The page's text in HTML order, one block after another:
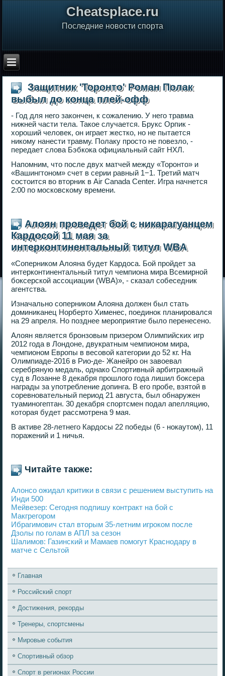
Сheatsplace.ru
Последние новости спорта
Защитник 'Торонто' Роман Полак
выбыл до конца плей-офф
- Год для него закончен, к сожалению. У него травма
нижней части тела. Такое случается. Брукс Орпик -
хороший человек, он играет жестко, но не пытается
никому нанести травму. Полаку просто не повезло, -
передает слова Бэбкока официальный сайт НХЛ.
Напомним, что после двух матчей между «Торонто» и
«Вашингтоном» счет в серии равный 1−1. Третий матч
состоится во вторник в Air Canada Center. Игра начнется
2:00 по московскому времени.
Алоян проведет бой с никарагуанцем
Кардосой 11 мая за
интерконтинентальный титул WBA
«Соперником Алояна будет Кардоса. Бой пройдет за
интерконтинентальный титул чемпиона мира Всемирной
боксерской ассоциации (WBA)», - сказал собеседник
агентства.
Изначально соперником Алояна должен был стать
доминиканец Норберто Хименес, поединок планировался
на 29 апреля. Но позднее мероприятие было перенесено.
Алоян является бронзовым призером Олимпийских игр
2012 года в Лондоне, двукратным чемпионом мира,
чемпионом Европы в весовой категории до 52 кг. На
Олимпиаде-2016 в Рио-де- Жанейро он завоевал
серебряную медаль, однако Спортивный арбитражный
суд в Лозанне 8 декабря прошлого года лишил боксера
награды за употребление допинга. В его пробе, взятой в
соревновательный период 21 августа, был обнаружен
туаминогептан. 30 декабря спортсмен подал апелляцию,
которая будет рассмотрена 9 мая.
В активе 28-летнего Кардосы 22 победы (6 - нокаутом), 11
поражений и 1 ничья.
Читайте также:
Алонсо ожидал критики в связи с решением выступить на
Инди 500
Мейвезер: Сегодня подпишу контракт на бой с
Макгрегором
Ибрагимович стал вторым 35-летним игроком после
Дзолы по голам в АПЛ за сезон
Шалимов: Газинский и Мамаев помогут Краснодару в
матче с Сельтой
Главная
Российский спорт
Достижения, рекорды
Тренеры, спортсмены
Мировые события
Спортивный обзор
Спорт в регионах России